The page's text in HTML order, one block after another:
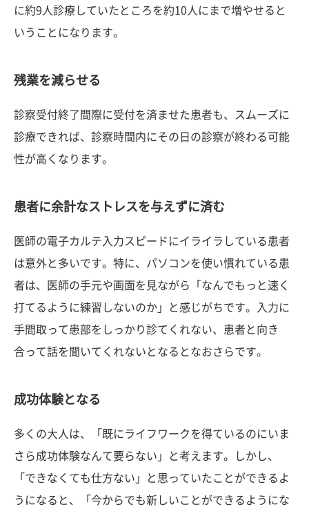
に約9人診療していたところを約10人にまで増やせると
いうことになります。
残業を減らせる
診察受付終了間際に受付を済ませた患者も、スムーズに
診療できれば、診察時間内にその日の診察が終わる可能
性が高くなります。
患者に余計なストレスを与えずに済む
医師の電子カルテ入力スピードにイライラしている患者
は意外と多いです。特に、パソコンを使い慣れている患
者は、医師の手元や画面を見ながら「なんでもっと速く
打てるように練習しないのか」と感じがちです。入力に
手間取って患部をしっかり診てくれない、患者と向き
合って話を聞いてくれないとなるとなおさらです。
成功体験となる
多くの大人は、「既にライフワークを得ているのにいま
さら成功体験なんて要らない」と考えます。しかし、
「できなくても仕方ない」と思っていたことができるよ
うになると、「今からでも新しいことができるようにな